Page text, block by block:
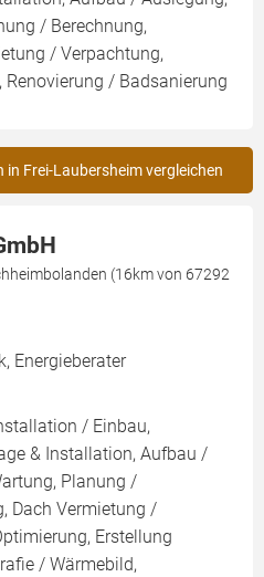
/ Berechnung,
/ Verpachtung,
Renovierung / Badsanierung
Frei-Laubersheim vergleichen
(16km von 67292
Energieberater
/ Einbau,
& Installation, Aufbau /
Planung /
Dach Vermietung /
Erstellung
/ Wärmebild,